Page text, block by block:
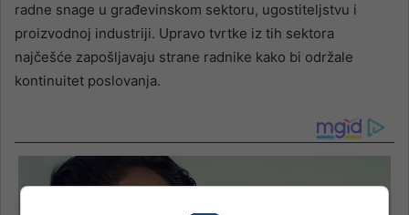
radne snage u građevinskom sektoru, ugostiteljstvu i
proizvodnoj industriji. Upravo tvrtke iz tih sektora
najčešće zapošljavaju strane radnike kako bi održale
kontinuitet poslovanja.